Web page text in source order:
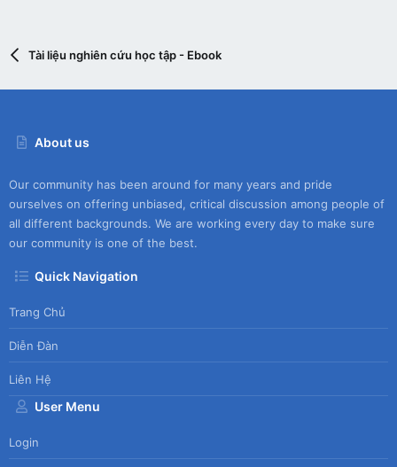
Tài liệu nghiên cứu học tập - Ebook
About us
Our community has been around for many years and pride
ourselves on offering unbiased, critical discussion among people of
all different backgrounds. We are working every day to make sure
our community is one of the best.
Quick Navigation
Trang Chủ
Diễn Đàn
Liên Hệ
User Menu
Login